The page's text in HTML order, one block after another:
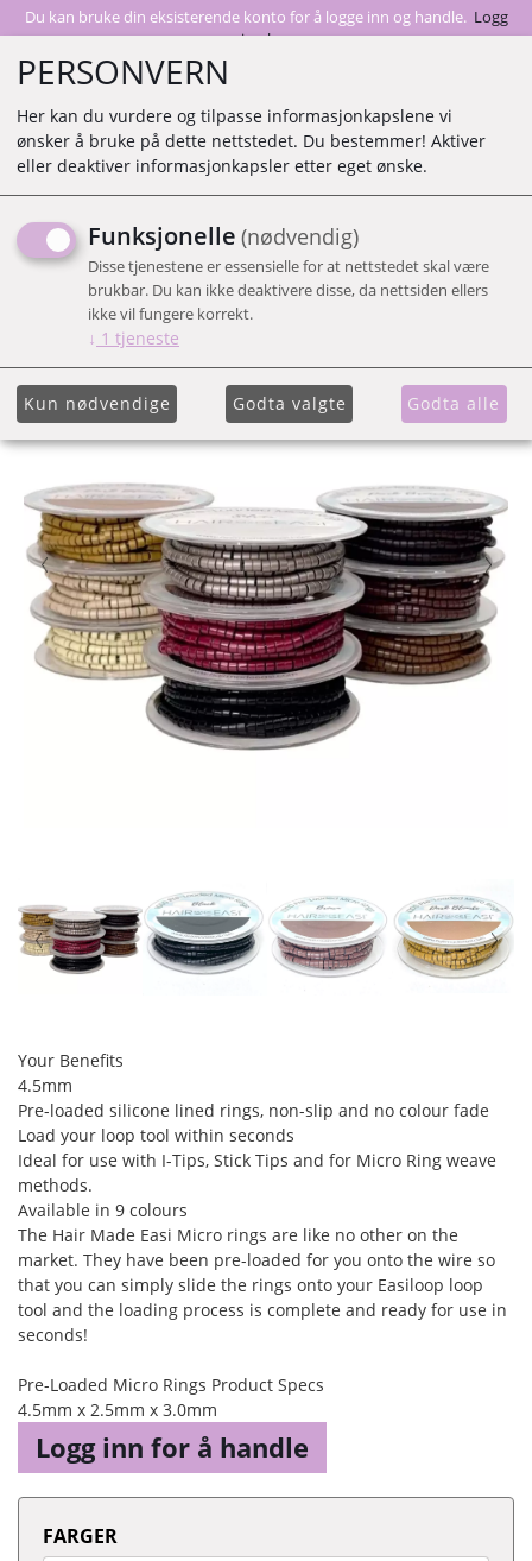
Du kan bruke din eksisterende konto for å logge inn og handle. Logg
inn her
PRE-LOADED MICRO
RINGS
Your Benefits
4.5mm
Pre-loaded silicone lined rings, non-slip and no colour fade
Load your loop tool within seconds
Ideal for use with I-Tips, Stick Tips and for Micro Ring weave
methods.
Available in 9 colours
The Hair Made Easi Micro rings are like no other on the
market. They have been pre-loaded for you onto the wire so
that you can simply slide the rings onto your Easiloop loop
tool and the loading process is complete and ready for use in
seconds!
Pre-Loaded Micro Rings Product Specs
4.5mm x 2.5mm x 3.0mm
Logg inn for å handle
FARGER
PERSONVERN
Her kan du vurdere og tilpasse informasjonkapslene vi
ønsker å bruke på dette nettstedet. Du bestemmer! Aktiver
eller deaktiver informasjonkapsler etter eget ønske.
Funksjonelle (nødvendig)
Disse tjenestene er essensielle for at nettstedet skal være
brukbar. Du kan ikke deaktivere disse, da nettsiden ellers
ikke vil fungere korrekt.
↓ 1 tjeneste
Kun nødvendige Godta valgte Godta alle